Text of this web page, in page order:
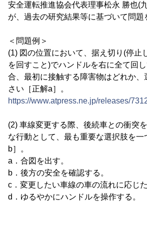
安全運転推進協会代表理事松永 勝也(
が、過去の研究結果等に基づいて問題
＜問題例＞
(1) 図の位置において、据え切り(停止
を回すこと)でハンドルを右に全て回
合、最初に接触する障害物はどれか、
さい［正解a］。
https://www.atpress.ne.jp/releases/
(2) 車線変更する際、後続車との衝突
な行動として、最も重要な選択肢を
b］。
a．合図を出す。
b．後方の安全を確認する。
c．変更したい車線の車の流れに応じ
d．ゆるやかにハンドルを操作する。